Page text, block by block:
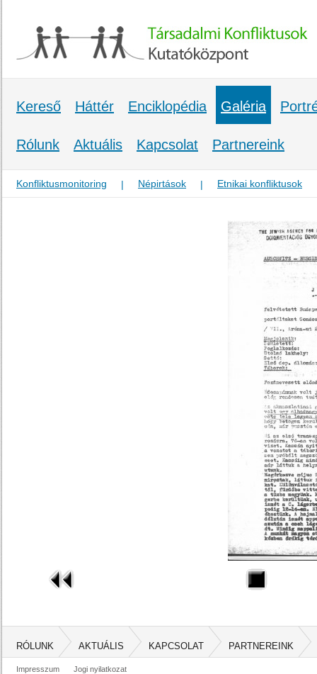
Kereső Háttér Enciklopédia Galéria
Rólunk Aktuális Kapcsolat Partnereink
Konfliktusmonitoring | Népirtások | Etnikai konfliktusok
RÓLUNK AKTUÁLIS KAPCSOLAT PARTNEREINK
Impresszum Jogi nyilatkozat